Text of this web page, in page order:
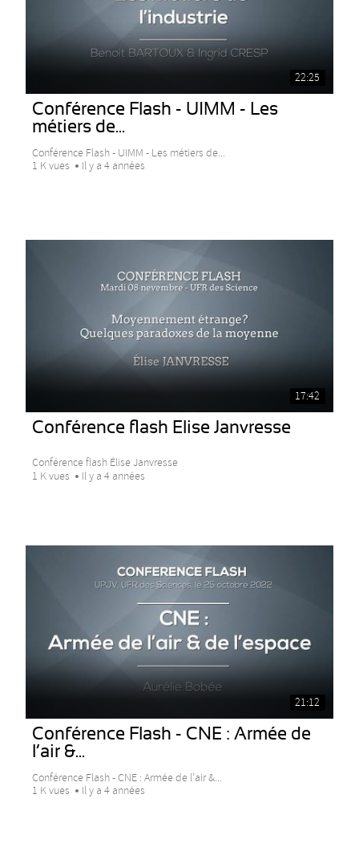
22:25
Conférence Flash - UIMM - Les
métiers de...
Conférence Flash - UIMM - Les métiers de...
1 K vues
Il y a 4 années
17:42
Conférence flash Elise Janvresse
Conférence flash Élise Janvresse
1 K vues
Il y a 4 années
21:12
Conférence Flash - CNE : Armée de
l’air &...
Conférence Flash - CNE : Armée de l’air &...
1 K vues
Il y a 4 années